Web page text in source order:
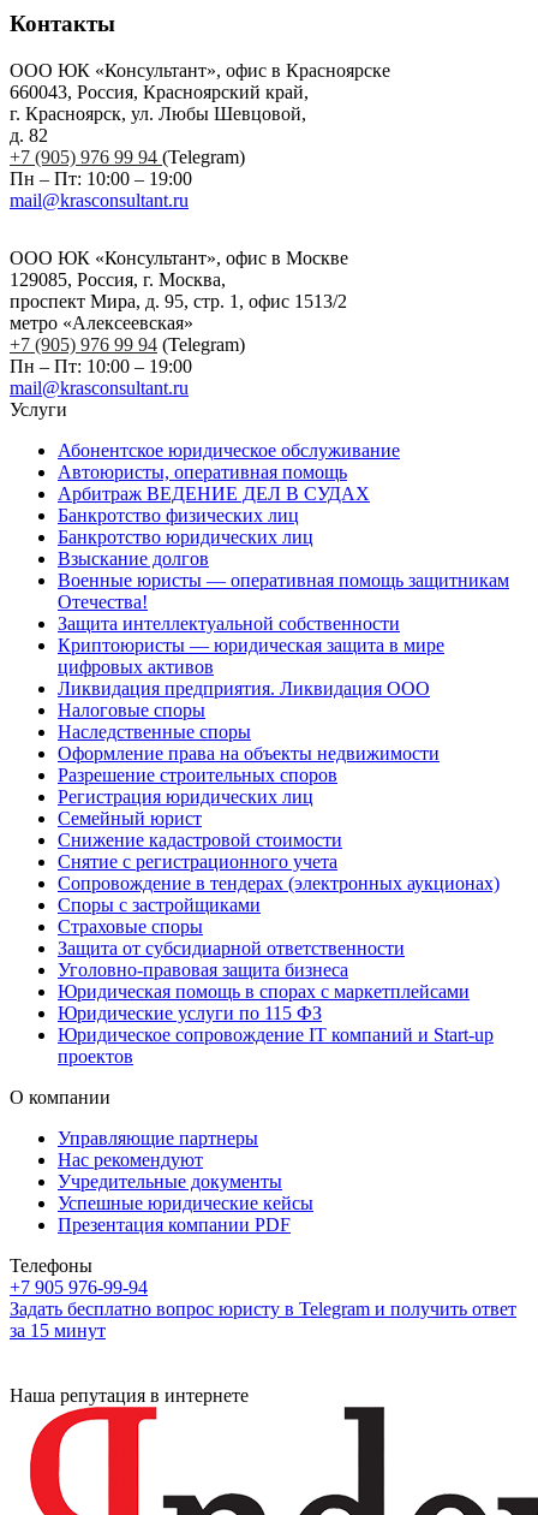
Контакты
ООО ЮК «Консультант», офис в Красноярске
660043, Россия, Красноярский край,
г. Красноярск, ул. Любы Шевцовой,
д. 82
+7 (905) 976 99 94 (Telegram)
Пн – Пт: 10:00 – 19:00
mail@krasconsultant.ru
ООО ЮК «Консультант», офис в Москве
129085, Россия, г. Москва,
проспект Мира, д. 95, стр. 1, офис 1513/2
метро «Алексеевская»
+7 (905) 976 99 94 (Telegram)
Пн – Пт: 10:00 – 19:00
mail@krasconsultant.ru
Услуги
Абонентское юридическое обслуживание
Автоюристы, оперативная помощь
Арбитраж ВЕДЕНИЕ ДЕЛ В СУДАХ
Банкротство физических лиц
Банкротство юридических лиц
Взыскание долгов
Военные юристы — оперативная помощь защитникам
Отечества!
Защита интеллектуальной собственности
Криптоюристы — юридическая защита в мире
цифровых активов
Ликвидация предприятия. Ликвидация ООО
Налоговые споры
Наследственные споры
Оформление права на объекты недвижимости
Разрешение строительных споров
Регистрация юридических лиц
Семейный юрист
Снижение кадастровой стоимости
Снятие с регистрационного учета
Сопровождение в тендерах (электронных аукционах)
Споры с застройщиками
Страховые споры
Защита от субсидиарной ответственности
Уголовно-правовая защита бизнеса
Юридическая помощь в спорах с маркетплейсами
Юридические услуги по 115 ФЗ
Юридическое сопровождение IT компаний и Start-up
проектов
О компании
Управляющие партнеры
Нас рекомендуют
Учредительные документы
Успешные юридические кейсы
Презентация компании PDF
Телефоны
+7 905 976-99-94
Задать бесплатно вопрос юристу в Telegram и получить ответ
за 15 минут
Наша репутация в интернете